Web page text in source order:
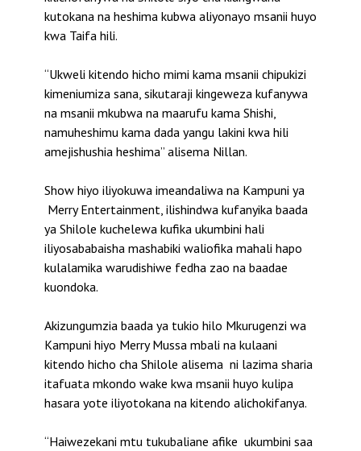
kutokana na heshima kubwa aliyonayo msanii huyo
kwa Taifa hili.
“Ukweli kitendo hicho mimi kama msanii chipukizi
kimeniumiza sana, sikutaraji kingeweza kufanywa
na msanii mkubwa na maarufu kama Shishi,
namuheshimu kama dada yangu lakini kwa hili
amejishushia heshima” alisema Nillan.
Show hiyo iliyokuwa imeandaliwa na Kampuni ya
Merry Entertainment, ilishindwa kufanyika baada
ya Shilole kuchelewa kufika ukumbini hali
iliyosababaisha mashabiki waliofika mahali hapo
kulalamika warudishiwe fedha zao na baadae
kuondoka.
Akizungumzia baada ya tukio hilo Mkurugenzi wa
Kampuni hiyo Merry Mussa mbali na kulaani
kitendo hicho cha Shilole alisema ni lazima sharia
itafuata mkondo wake kwa msanii huyo kulipa
hasara yote iliyotokana na kitendo alichokifanya.
“Haiwezekani mtu tukubaliane afike ukumbini saa